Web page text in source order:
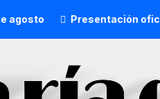
Presentación oficial